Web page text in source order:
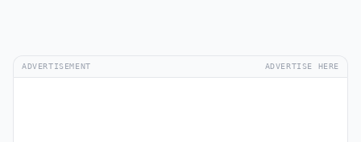
ADVERTISEMENT ADVERTISE HERE